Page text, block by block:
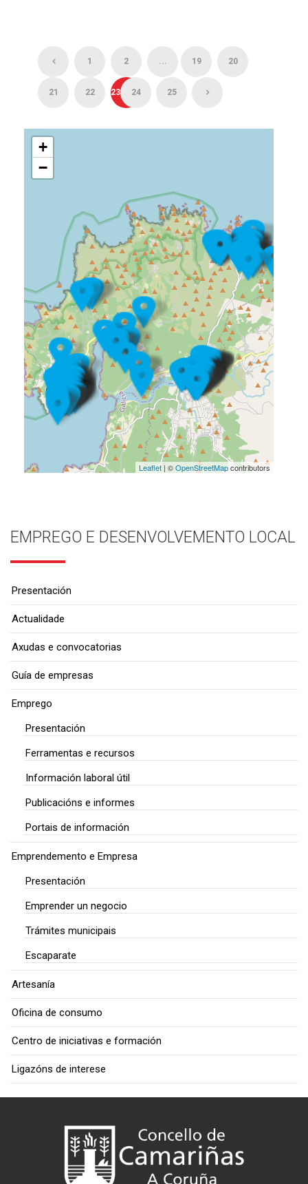
1 2 ... 19 20
21 22 23 24 25
+
−
Leaflet| ©OpenStreetMapcontributors
EMPREGO E DESENVOLVEMENTO LOCAL
Presentación
Actualidade
Axudas e convocatorias
Guía de empresas
Emprego
Presentación
Ferramentas e recursos
Información laboral útil
Publicacións e informes
Portais de información
Emprendemento e Empresa
Presentación
Emprender un negocio
Trámites municipais
Escaparate
Artesanía
Oficina de consumo
Centro de iniciativas e formación
Ligazóns de interese